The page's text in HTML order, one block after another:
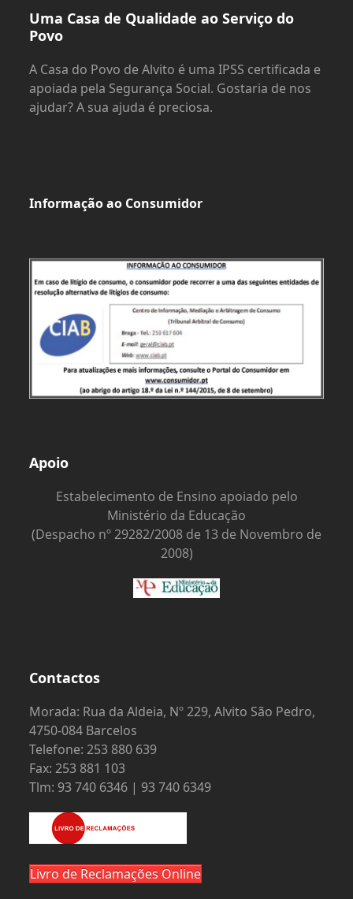
Uma Casa de Qualidade ao Serviço do
Povo
A Casa do Povo de Alvito é uma IPSS certificada e
apoiada pela Segurança Social. Gostaria de nos
ajudar? A sua ajuda é preciosa.
Informação ao Consumidor
Apoio
Estabelecimento de Ensino apoiado pelo
Ministério da Educação
(Despacho nº 29282/2008 de 13 de Novembro de
2008)
Contactos
Morada: Rua da Aldeia, Nº 229, Alvito São Pedro,
4750-084 Barcelos
Telefone: 253 880 639
Fax: 253 881 103
Tlm: 93 740 6346 | 93 740 6349
Livro de Reclamações Online